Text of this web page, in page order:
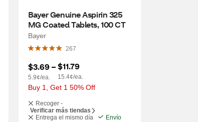
Bayer Genuine Aspirin 325
MG Coated Tablets, 100 CT
Bayer
267
$3.69 –
5.9¢/ea.
$11.79
15.4¢/ea.
Buy 1, Get 1 50% Off
Recoger -
Verificar más tiendas
Entrega el mismo día
Envío